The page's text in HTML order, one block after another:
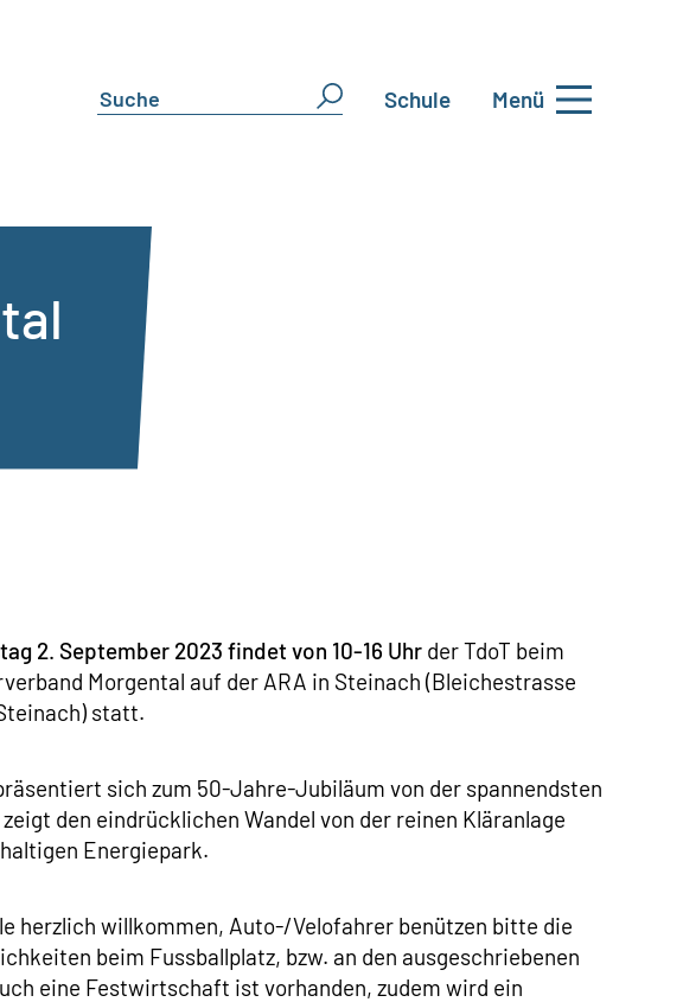
Schule Menü
2. September 2023 findet von 10-16 Uhr der TdoT beim
Morgental auf der ARA in Steinach (Bleichestrasse
statt.
sich zum 50-Jahre-Jubiläum von der spannendsten
den eindrücklichen Wandel von der reinen Kläranlage
Energiepark.
herzlich willkommen, Auto-/Velofahrer benützen bitte die
beim Fussballplatz, bzw. an den ausgeschriebenen
eine Festwirtschaft ist vorhanden, zudem wird ein